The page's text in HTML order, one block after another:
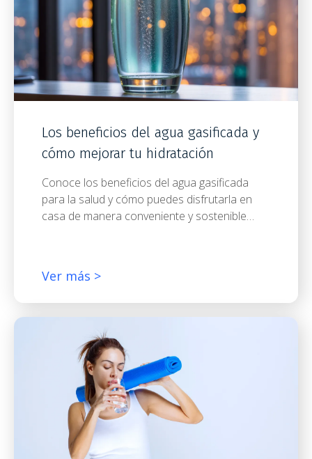
Los beneficios del agua gasificada y
cómo mejorar tu hidratación
Conoce los beneficios del agua gasificada
para la salud y cómo puedes disfrutarla en
casa de manera conveniente y sostenible…
Ver más >